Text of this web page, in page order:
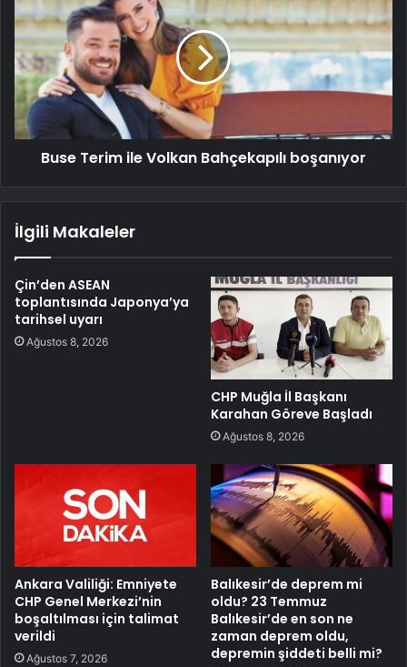
Buse Terim ile Volkan Bahçekapılı boşanıyor
İlgili Makaleler
Çin’den ASEAN
toplantısında Japonya’ya
tarihsel uyarı
Ağustos 8, 2026
CHP Muğla İl Başkanı
Karahan Göreve Başladı
Ağustos 8, 2026
Ankara Valiliği: Emniyete
CHP Genel Merkezi’nin
boşaltılması için talimat
verildi
Ağustos 7, 2026
Balıkesir’de deprem mi
oldu? 23 Temmuz
Balıkesir’de en son ne
zaman deprem oldu,
depremin şiddeti belli mi?